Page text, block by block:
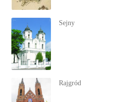
Sejny
Rajgród